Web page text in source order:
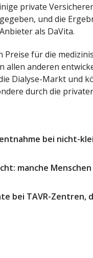
private
und die
als DaVita.
Preise für die
allen anderen
Dialyse-Markt und
durch die
bei nicht-
manche Menschen
bei TAVR-Zentren,